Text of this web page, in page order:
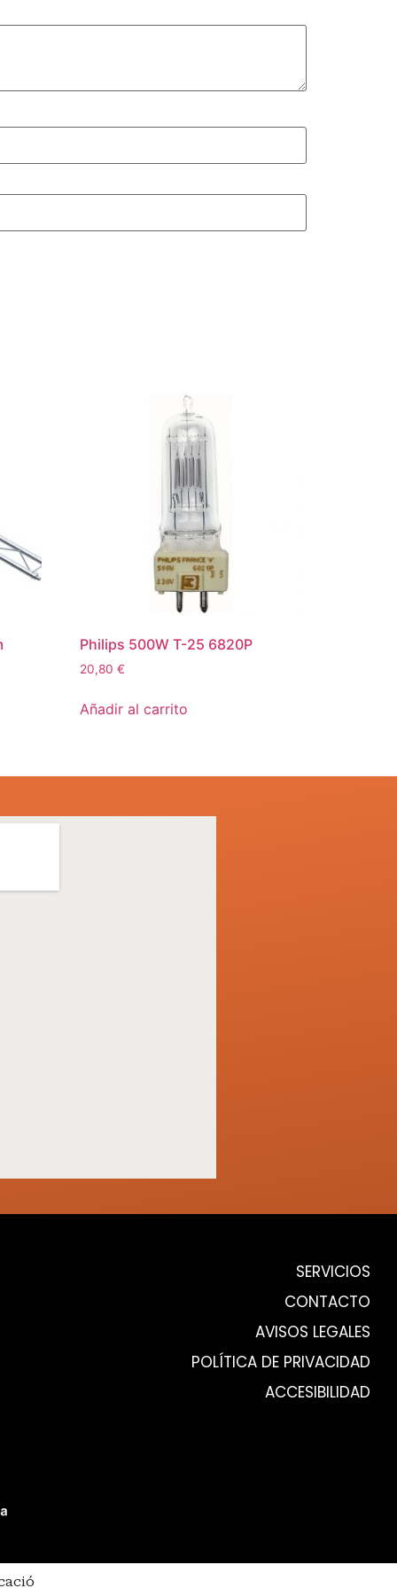
Philips 500W T-25 6820P
20,80€
Añadir al carrito
SERVICIOS
CONTACTO
AVISOS LEGALES
POLÍTICA DE PRIVACIDAD
ACCESIBILIDAD